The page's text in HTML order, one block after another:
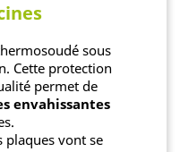
sous
Cette protection
permet de
envahissantes
plaques vont se